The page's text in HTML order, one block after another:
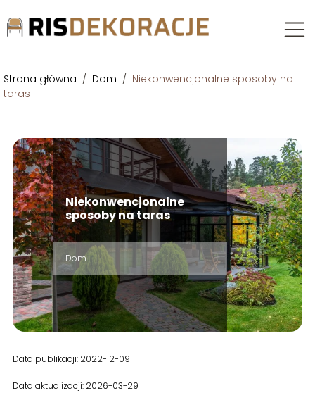
Strona główna / Dom / Niekonwencjonalne sposoby na
taras
Niekonwencjonalne
sposoby na taras
Dom
Data publikacji: 2022-12-09
Data aktualizacji: 2026-03-29